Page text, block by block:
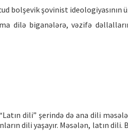
bolşevik şovinist ideologiyasının
dilə biganələrə, vəzifə
dili” şerində də ana dili
dili yaşayır. Məsələn, latın dili.